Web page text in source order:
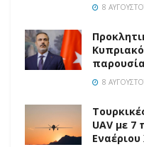
8
8
UAV με 7